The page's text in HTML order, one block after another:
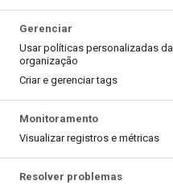
Gerenciar
Usar políticas personalizadas da
organização
Criar e gerenciar tags
Monitoramento
Visualizar registros e métricas
Resolver problemas